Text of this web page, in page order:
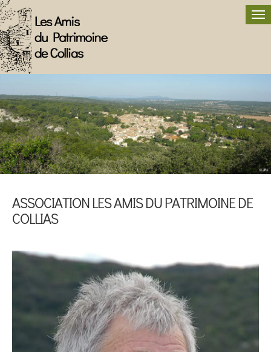
ASSOCIATION LES AMIS DU PATRIMOINE DE
COLLIAS